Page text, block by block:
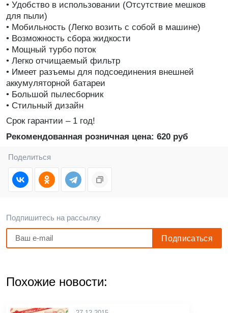
• Удобство в использовании (Отсутствие мешков
для пыли)
• Мобильность (Легко возить с собой в машине)
• Возможность сбора жидкости
• Мощный турбо поток
• Легко отчищаемый фильтр
• Имеет разъемы для подсоединения внешней
аккумуляторной батареи
• Большой пылесборник
• Стильный дизайн
Срок гарантии – 1 год!
Рекомендованная розничная цена: 620 руб
Поделиться
Подпишитесь на рассылку
Похожие новости: